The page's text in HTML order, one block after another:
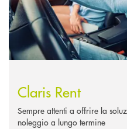
Claris Rent
Sempre attenti a offrire la
noleggio a lungo termine